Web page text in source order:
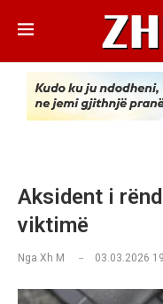
Aksident i
viktimë
Nga Xh M 03.03.2026